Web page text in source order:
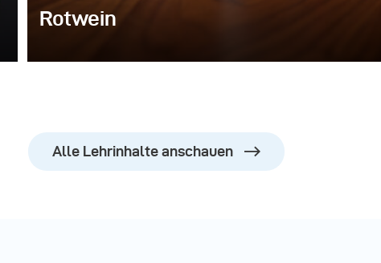
Rotwein
Alle Lehrinhalte anschauen